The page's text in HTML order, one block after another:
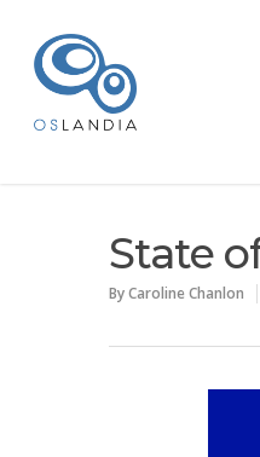
State
ByCaroline Chanlon